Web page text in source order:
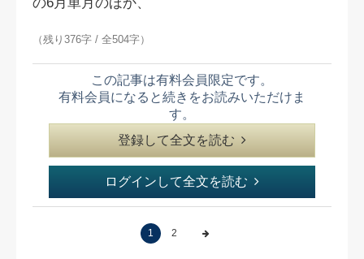
（残り376字 / 全504字）
この記事は有料会員限定です。
有料会員になると続きをお読みいただけま
す。
登録して全文を読む
ログインして全文を読む
1 2